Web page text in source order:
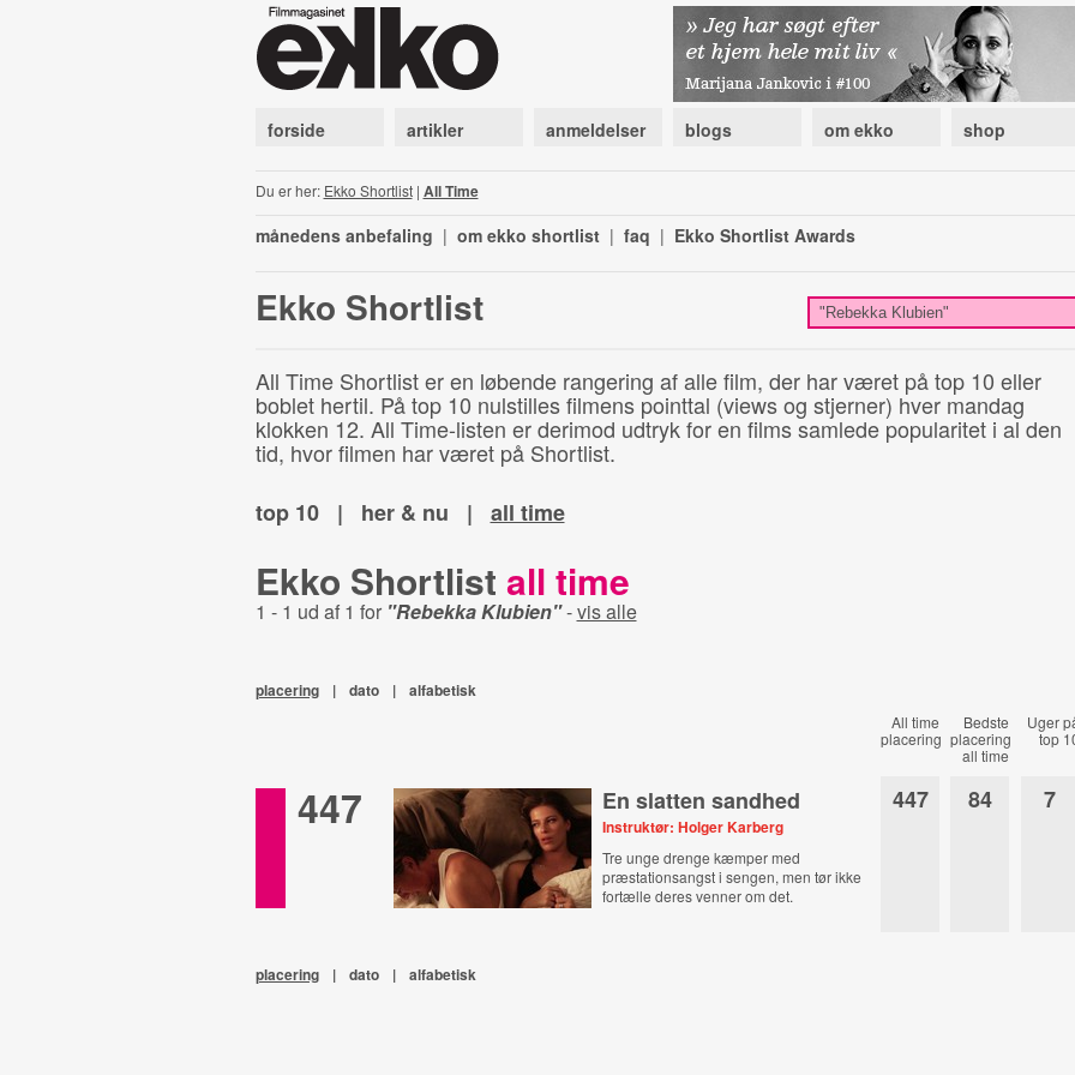
forside artikler anmeldelser blogs om ekko shop
Du er her: Ekko Shortlist| All Time
månedens anbefaling | om ekko shortlist | faq | Ekko Shortlist Awards
Ekko Shortlist
All Time Shortlist er en løbende rangering af alle film, der har været på top 10 eller
boblet hertil. På top 10 nulstilles filmens pointtal (views og stjerner) hver mandag
klokken 12. All Time-listen er derimod udtryk for en films samlede popularitet i al den
tid, hvor filmen har været på Shortlist.
top 10
| her & nu | all time
Ekko Shortlist all time
1 - 1 ud af 1 for "Rebekka Klubien"-vis alle
placering | dato | alfabetisk
All time
placering
Bedste
placering
all time
Uger
top
447 En slatten sandhed
Instruktør: Holger Karberg
Tre unge drenge kæmper med
præstationsangst i sengen, men tør ikke
fortælle deres venner om det.
447 84 7
placering | dato | alfabetisk